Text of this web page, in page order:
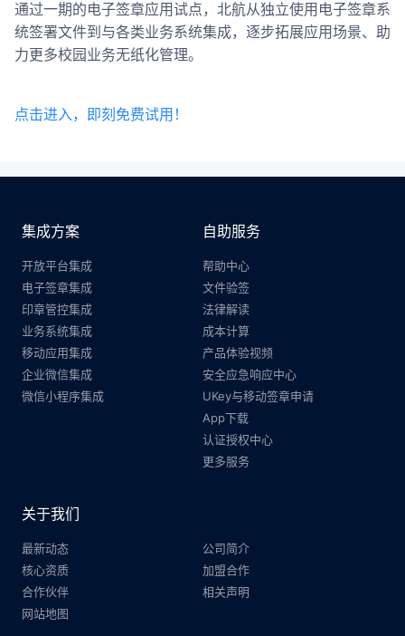
通过一期的电子签章应用试点，北航从独立使用电子签章系
统签署文件到与各类业务系统集成，逐步拓展应用场景、助
力更多校园业务无纸化管理。
点击进入，即刻免费试用！
集成方案
开放平台集成
电子签章集成
印章管控集成
业务系统集成
移动应用集成
企业微信集成
微信小程序集成
自助服务
帮助中心
文件验签
法律解读
成本计算
产品体验视频
安全应急响应中心
UKey与移动签章申请
App下载
认证授权中心
更多服务
关于我们
最新动态
公司简介
核心资质
加盟合作
合作伙伴
相关声明
网站地图